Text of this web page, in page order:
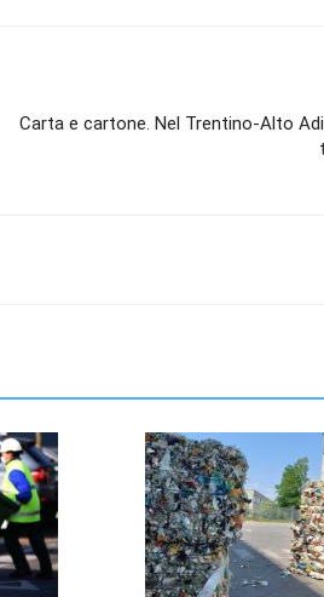
Carta e cartone. Nel Trentino-Alto